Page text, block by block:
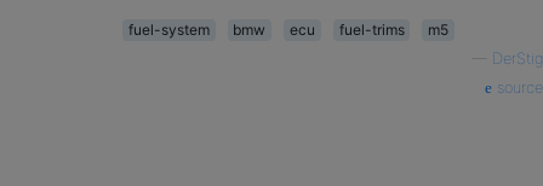
fuel-system bmw ecu fuel-trims
m5
DerStig
source